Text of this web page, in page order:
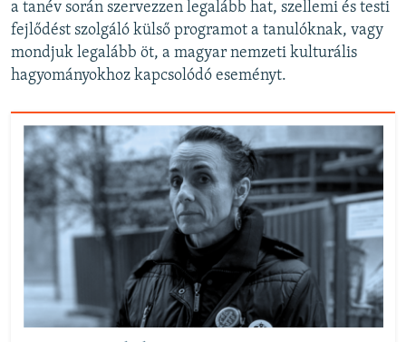
a tanév során szervezzen legalább hat, szellemi és testi
fejlődést szolgáló külső programot a tanulóknak, vagy
mondjuk legalább öt, a magyar nemzeti kulturális
hagyományokhoz kapcsolódó eseményt.